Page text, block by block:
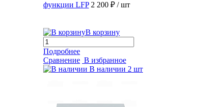
функции LFP 2 200 ₽ / шт
В корзину
Подробнее
Сравнение В избранное
В наличии 2 шт